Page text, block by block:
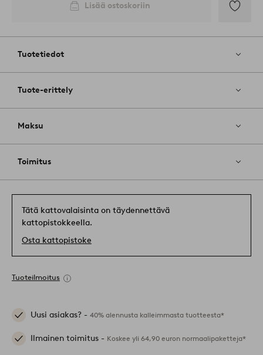
Lisää ostoskoriin
Tuotetiedot
Tuote-erittely
Maksu
Toimitus
Tätä kattovalaisinta on täydennettävä
kattopistokkeella.
Osta kattopistoke
Tuoteilmoitus
Uusi asiakas? - 40% alennusta kalleimmasta tuotteesta*
Ilmainen toimitus - Koskee yli 64,90 euron normaalipaketteja*